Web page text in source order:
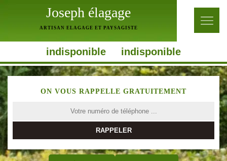
Joseph élagage
ARTISAN ELAGAGE ET PAYSAGISTE
indisponible indisponible
ON VOUS RAPPELLE GRATUITEMENT